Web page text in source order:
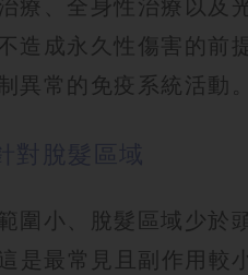
造成永久性傷害的前
異常的免疫系統活動
圍小、脫髮區域少於
是最常見且副作用較